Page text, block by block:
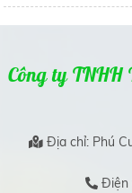
Công ty
Địa chỉ: Phú
Điện